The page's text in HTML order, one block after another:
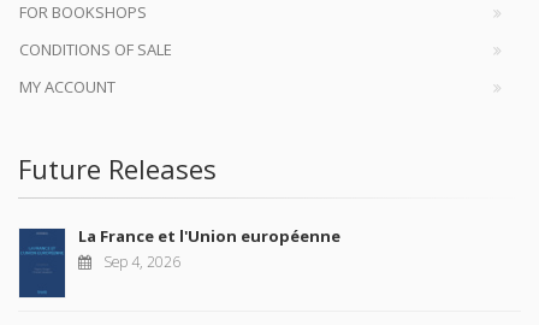
FOR BOOKSHOPS
CONDITIONS OF SALE
MY ACCOUNT
Future Releases
La France et l'Union européenne
Sep 4, 2026